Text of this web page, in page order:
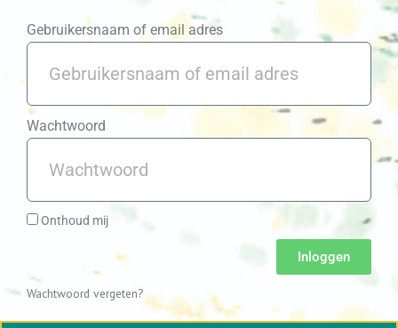
Gebruikersnaam of email adres
Wachtwoord
Onthoud mij
Inloggen
Wachtwoord vergeten?